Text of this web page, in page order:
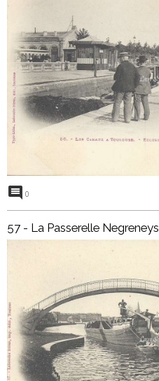
0
57 - La Passerelle Negreneys